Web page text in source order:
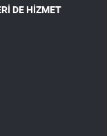
DE HİZMET